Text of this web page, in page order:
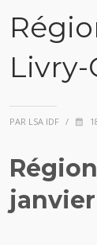
Livry-
PAR LSA IDF /